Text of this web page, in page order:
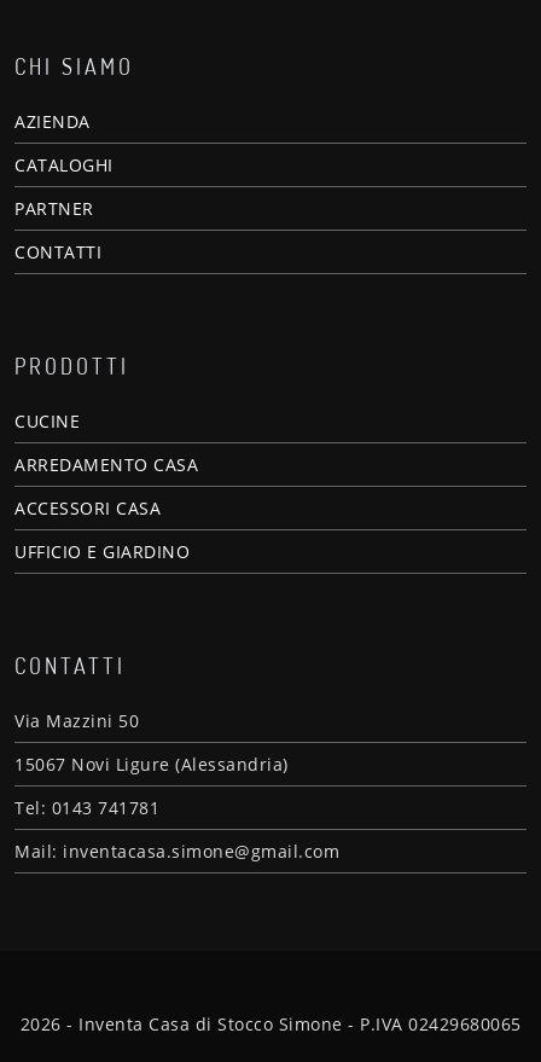
CHI SIAMO
AZIENDA
CATALOGHI
PARTNER
CONTATTI
PRODOTTI
CUCINE
ARREDAMENTO CASA
ACCESSORI CASA
UFFICIO E GIARDINO
CONTATTI
Via Mazzini 50
15067 Novi Ligure (Alessandria)
Tel: 0143 741781
Mail: inventacasa.simone@gmail.com
2026 - Inventa Casa di Stocco Simone - P.IVA 02429680065